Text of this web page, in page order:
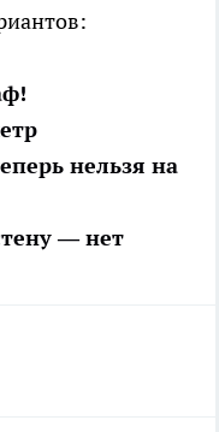
нельзя на
— нет